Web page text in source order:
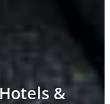
&